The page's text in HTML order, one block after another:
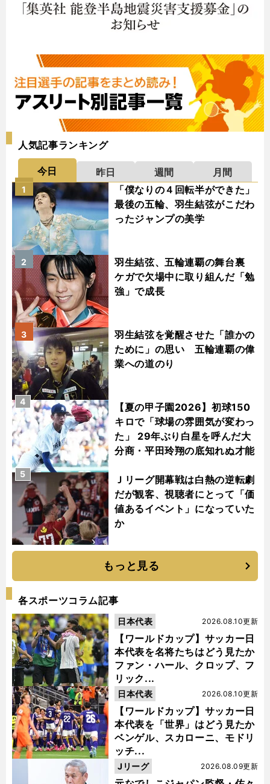
人気記事ランキング
今日 昨日 週間
月間
「僕なりの４回転半ができた」
最後の五輪、羽生結弦がこだわ
ったジャンプの美学
1
羽生結弦、五輪連覇の舞台裏
ケガで欠場中に取り組んだ「勉
強」で成長
2
羽生結弦を覚醒させた「誰かの
ために」の思い 五輪連覇の偉
業への道のり
3
【夏の甲子園2026】初球150
キロで「球場の雰囲気が変わっ
た」 29年ぶり白星を呼んだ大
分商・平田玲翔の底知れぬ才能
4
Ｊリーグ開幕戦は白熱の逆転劇
だが観客、視聴者にとって「価
値あるイベント」になっていた
か
5
もっと見る
各スポーツコラム記事
【ワールドカップ】サッカー日
本代表を名将たちはどう見たか
ファン・ハール、クロップ、フ
リック...
2026.08.10更新
日本代表
【ワールドカップ】サッカー日
本代表を「世界」はどう見たか
ベンゲル、スカローニ、モドリ
ッチ...
2026.08.10更新
日本代表
2026.08.09更新
Jリーグ